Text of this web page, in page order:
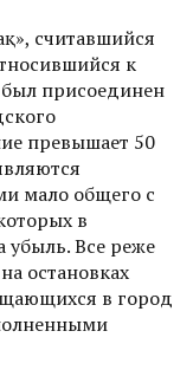
считавшийся
к
присоединен
превышает 50
мало общего с
в
убыль. Все реже
остановках
в город